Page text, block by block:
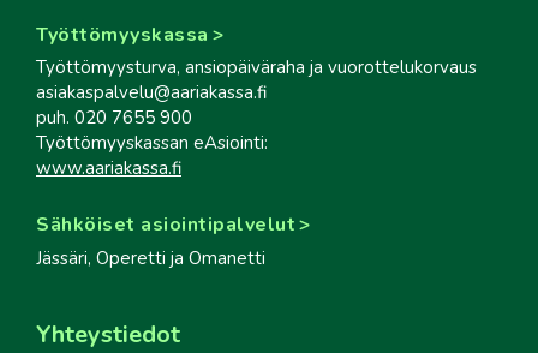
Työttömyyskassa
Työttömyysturva, ansiopäiväraha ja vuorottelukorvaus
asiakaspalvelu@aariakassa.fi
puh. 020 7655 900
Työttömyyskassan eAsiointi:
www.aariakassa.fi
Sähköiset asiointipalvelut
Jässäri, Operetti ja Omanetti
Yhteystiedot